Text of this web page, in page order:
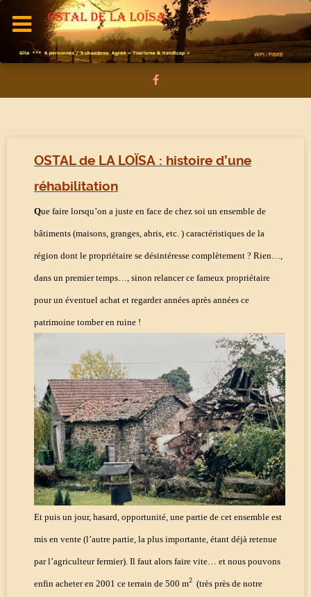
OSTAL de LA LOÏSA : histoire d’une
réhabilitation
Que faire lorsqu’on a juste en face de chez soi un ensemble de
bâtiments (maisons, granges, abris, etc. ) caractéristiques de la
région dont le propriétaire se désintéresse complètement ? Rien…,
dans un premier temps…, sinon relancer ce fameux propriétaire
pour un éventuel achat et regarder années après années ce
patrimoine tomber en ruine !
Et puis un jour, hasard, opportunité, une partie de cet ensemble est
mis en vente (l’autre partie, la plus importante, étant déjà retenue
par l’agriculteur fermier). Il faut alors faire vite… et nous pouvons
enfin acheter en 2001 ce terrain de 500 m2 (très près de notre